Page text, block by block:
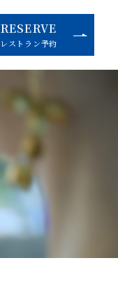
RESERVE
レストラン予約